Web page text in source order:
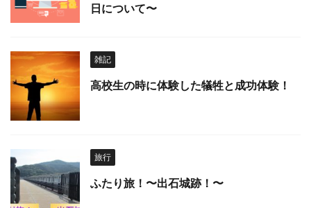
日について〜
雑記
高校生の時に体験した犠牲と成功体験！
旅行
ふたり旅！〜出石城跡！〜